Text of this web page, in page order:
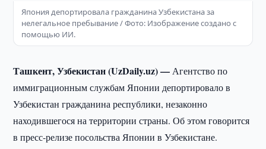
Япония депортировала гражданина Узбекистана за
нелегальное пребывание / Фото: Изображение создано с
помощью ИИ.
Ташкент, Узбекистан (UzDaily.uz) —Агентство по
иммиграционным службам Японии депортировало в
Узбекистан гражданина республики, незаконно
находившегося на территории страны. Об этом говорится
в пресс-релизе посольства Японии в Узбекистане.